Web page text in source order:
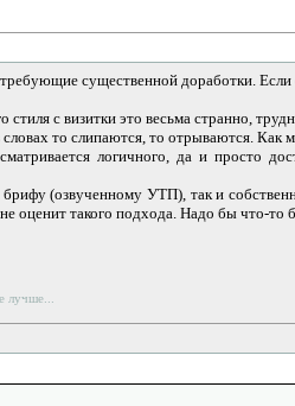
существенной доработки.
стиля с визитки это весьма странно,
то слипаются, то отрываются. Как
логичного, да и просто
(озвученному УТП), так и
оценит такого подхода. Надо бы что-то
лучше...